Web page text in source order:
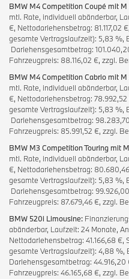
BMW M4 Competition Coupé mit M
mtl. Rate, individuell abänderbar,
€, Nettodarlehensbetrag: 81.117,02
gesamte Vertragslaufzeit): 5,83 %,
Darlehensgesamtbetrag:
Fahrzeugpreis: 88.116,02 €, zzgl.
BMW M4 Competition Cabrio mit M
mtl. Rate, individuell abänderbar,
€, Nettodarlehensbetrag:
gesamte Vertragslaufzeit): 5,83 %,
Darlehensgesamtbetrag:
Fahrzeugpreis: 85.991,52 €, zzgl.
BMW M3 Competition Touring mit
mtl. Rate, individuell abänderbar,
€, Nettodarlehensbetrag:
gesamte Vertragslaufzeit): 5,83 %,
Darlehensgesamtbetrag:
Fahrzeugpreis: 87.679,46 €, zzgl.
BMW 520i Limousine:
abänderbar, Laufzeit: 24 Monate,
Nettodarlehensbetrag: 41.166,68
gesamte Vertragslaufzeit): 4,88 %,
Darlehensgesamtbetrag:
Fahrzeugpreis: 46.165,68 €, zzgl.